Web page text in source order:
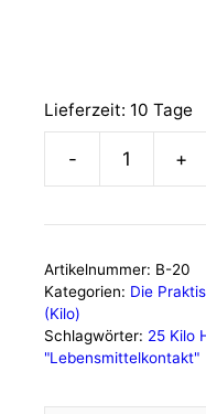
Lieferzeit: 10 Tage
Artikelnummer: B-20
Kategorien: Die
(Kilo)
Schlagwörter: 25 Kilo
"Lebensmittelkontakt"